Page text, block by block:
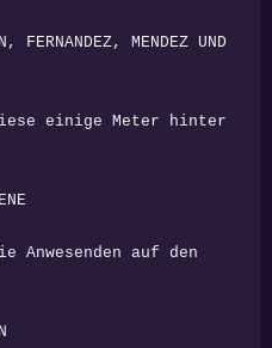
MENDEZ UND
Meter hinter
auf den